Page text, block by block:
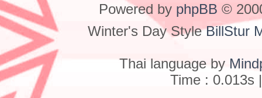
Powered by phpBB ©
Winter's Day StyleBillStur
Thai language by
Time : 0.013s